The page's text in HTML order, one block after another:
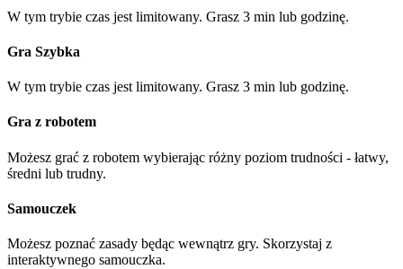
W tym trybie czas jest limitowany. Grasz 3 min lub godzinę.
Gra Szybka
W tym trybie czas jest limitowany. Grasz 3 min lub godzinę.
Gra z robotem
Możesz grać z robotem wybierając różny poziom trudności - łatwy,
średni lub trudny.
Samouczek
Możesz poznać zasady będąc wewnątrz gry. Skorzystaj z
interaktywnego samouczka.